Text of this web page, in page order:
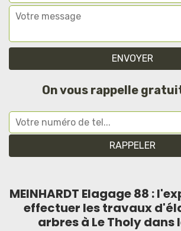
On vous rappelle
MEINHARDT Elagage 88 :
effectuer les travaux
arbres à Le Tholy dans